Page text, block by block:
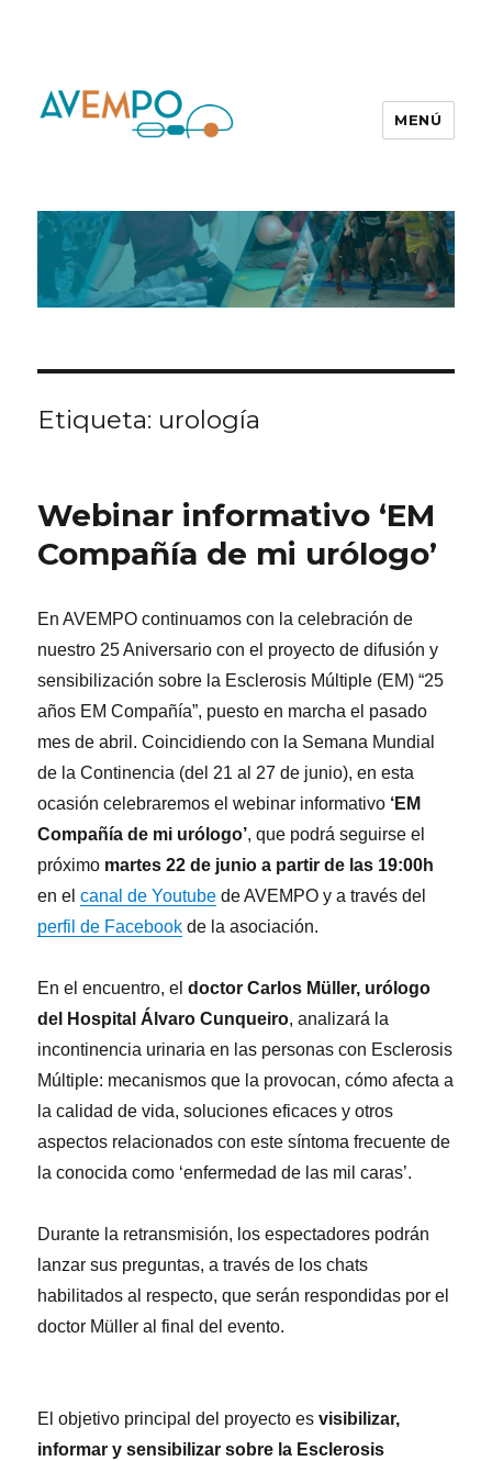
MENÚ
Etiqueta: urología
Webinar informativo ‘EM
Compañía de mi urólogo’
En AVEMPO continuamos con la celebración de
nuestro 25 Aniversario con el proyecto de difusión y
sensibilización sobre la Esclerosis Múltiple (EM) “25
años EM Compañía”, puesto en marcha el pasado
mes de abril. Coincidiendo con la Semana Mundial
de la Continencia (del 21 al 27 de junio), en esta
ocasión celebraremos el webinar informativo ‘EM
Compañía de mi urólogo’, que podrá seguirse el
próximo martes 22 de junio a partir de las 19:00h
en elcanal de Youtube de AVEMPO y a través del
perfil de Facebook de la asociación.
En el encuentro, eldoctor Carlos Müller, urólogo
del Hospital Álvaro Cunqueiro, analizará la
incontinencia urinaria en las personas con Esclerosis
Múltiple: mecanismos que la provocan, cómo afecta a
la calidad de vida, soluciones eficaces y otros
aspectos relacionados con este síntoma frecuente de
la conocida como ‘enfermedad de las mil caras’.
Durante la retransmisión, los espectadores podrán
lanzar sus preguntas, a través de los chats
habilitados al respecto, que serán respondidas por el
doctor Müller al final del evento.
El objetivo principal del proyecto esvisibilizar,
informar y sensibilizar sobre la Esclerosis